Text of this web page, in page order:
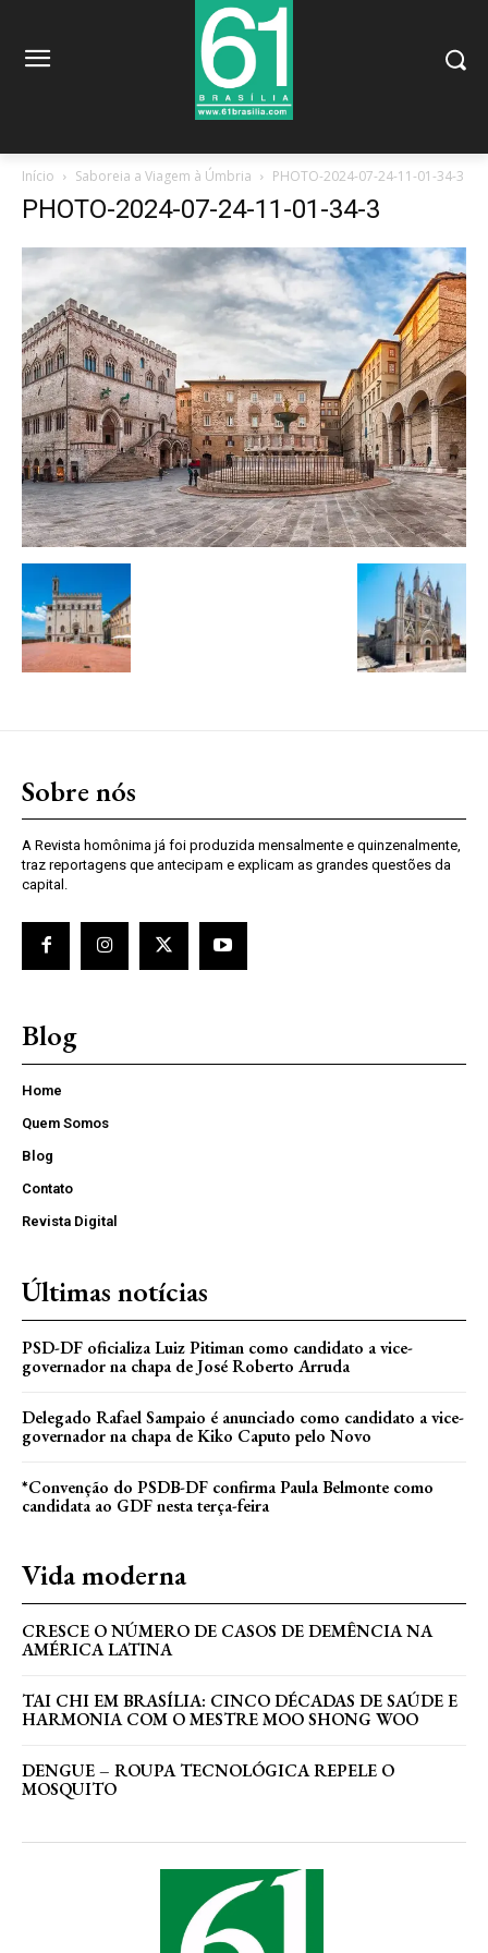
Início Saboreia a Viagem à Úmbria PHOTO-2024-07-24-11-01-34-3
PHOTO-2024-07-24-11-01-34-3
Sobre nós
A Revista homônima já foi produzida mensalmente e quinzenalmente,
traz reportagens que antecipam e explicam as grandes questões da
capital.
Blog
Home
Quem Somos
Blog
Contato
Revista Digital
Últimas notícias
PSD-DF oficializa Luiz Pitiman como candidato a vice-
governador na chapa de José Roberto Arruda
Delegado Rafael Sampaio é anunciado como candidato a vice-
governador na chapa de Kiko Caputo pelo Novo
*Convenção do PSDB-DF confirma Paula Belmonte como
candidata ao GDF nesta terça-feira
Vida moderna
CRESCE O NÚMERO DE CASOS DE DEMÊNCIA NA
AMÉRICA LATINA
TAI CHI EM BRASÍLIA: CINCO DÉCADAS DE SAÚDE E
HARMONIA COM O MESTRE MOO SHONG WOO
DENGUE – ROUPA TECNOLÓGICA REPELE O
MOSQUITO